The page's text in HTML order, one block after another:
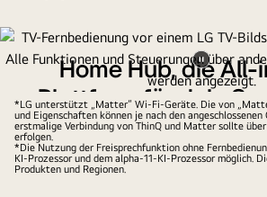
Video
anhalten
Home Hub, die
Plattform für dein
Verwalte nahtlos verschiedene LG
Home Geräte und mehr. Steuere dein
komfortabel über ein einziges,
*LG unterstützt „Matter“ Wi-Fi-Geräte. Die von
und Eigenschaften können je nach den
erstmalige Verbindung von ThinQ und Matter sollte
erfolgen.
*Die Nutzung der Freisprechfunktion ohne
KI-Prozessor und dem alpha-11-KI-Prozessor möglich.
Produkten und Regionen.